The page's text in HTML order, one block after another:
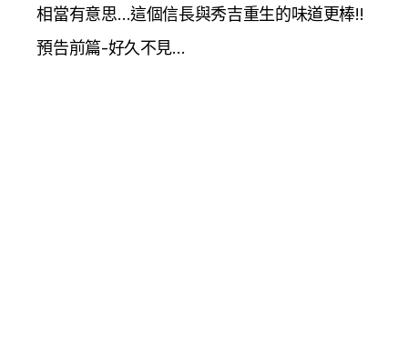
相當有意思…這個信長與秀吉重生的味道更棒!!
預告前篇-好久不見…